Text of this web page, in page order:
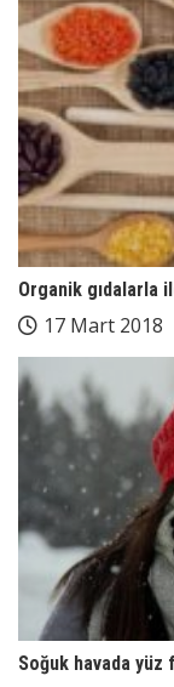
Organik gıdalarla
17 Mart 2018
Soğuk havada